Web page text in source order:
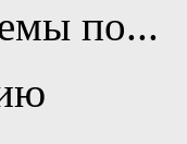
по...